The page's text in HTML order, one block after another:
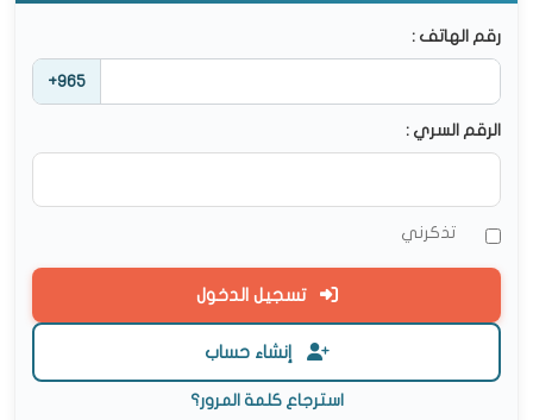
رقم الهاتف :
+965
الرقم السري :
تذكرني
تسجيل الدخول
إنشاء حساب
استرجاع كلمة المرور؟